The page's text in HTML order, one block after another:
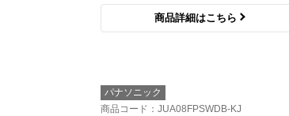
商品詳細はこちら
パナソニック
商品コード ：JUA08FPSWDB-KJ